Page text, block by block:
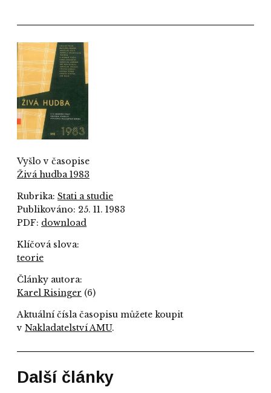
Vyšlo v časopise
Živá hudba 1983
Rubrika: Stati a studie
Publikováno: 25. 11. 1983
PDF: download
Klíčová slova:
teorie
Články autora:
Karel Risinger (6)
Aktuální čísla časopisu můžete koupit
v Nakladatelství AMU.
Další články